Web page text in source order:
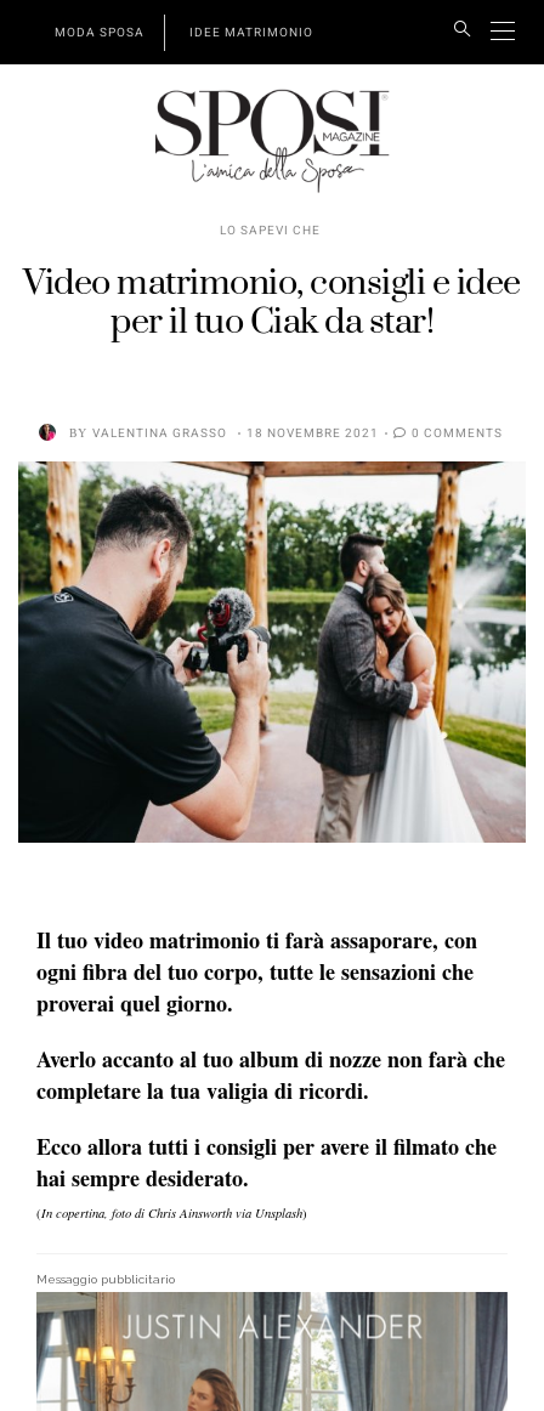
MODA SPOSA IDEE MATRIMONIO
LO SAPEVI CHE
Video matrimonio, consigli e idee
per il tuo Ciak da star!
BY VALENTINA GRASSO 18 NOVEMBRE 2021 0 COMMENTS
Il tuo video matrimonio ti farà assaporare, con
ogni fibra del tuo corpo, tutte le sensazioni che
proverai quel giorno.
Averlo accanto al tuo album di nozze non farà che
completare la tua valigia di ricordi.
Ecco allora tutti i consigli per avere il filmato che
hai sempre desiderato.
(In copertina, foto di Chris Ainsworth via Unsplash)
Messaggio pubblicitario